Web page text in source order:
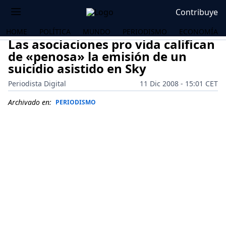
Contribuye
HOME POLÍTICA MUNDO PERIODISMO ECONOMÍA
Las asociaciones pro vida califican
de «penosa» la emisión de un
suicidio asistido en Sky
Periodista Digital
11 Dic 2008 - 15:01 CET
Archivado en: PERIODISMO